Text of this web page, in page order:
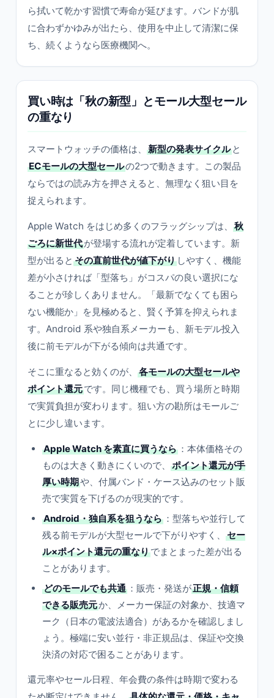
ら拭いて乾かす習慣で寿命が延びます。バンドが肌
に合わずかゆみが出たら、使用を中止して清潔に保
ち、続くようなら医療機関へ。
買い時は「秋の新型」とモール大型セール
の重なり
スマートウォッチの価格は、 新型の発表サイクル と
ECモールの大型セールの2つで動きます。この製品
ならではの読み方を押さえると、無理なく狙い目を
捉えられます。
Apple Watch をはじめ多くのフラッグシップは、
秋
ごろに新世代が登場する流れが定着しています。新
型が出ると その直前世代が値下がり しやすく、機能
差が小さければ「型落ち」がコスパの良い選択にな
ることが珍しくありません。「最新でなくても困ら
ない機能か」を見極めると、賢く予算を抑えられま
す。Android 系や独自系メーカーも、新モデル投入
後に前モデルが下がる傾向は共通です。
そこに重なると効くのが、
各モールの大型セールや
ポイント還元です。同じ機種でも、買う場所と時期
で実質負担が変わります。狙い方の勘所はモールご
とに少し違います。
Apple Watch を素直に買うなら ：本体価格その
ものは大きく動きにくいので、
ポイント還元が手
厚い時期や、付属バンド・ケース込みのセット販
売で実質を下げるのが現実的です。
Android・独自系を狙うなら ：型落ちや並行して
残る前モデルが大型セールで下がりやすく、
セー
ル×ポイント還元の重なりでまとまった差が出る
ことがあります。
どのモールでも共通 ：販売・発送が正規・信頼
できる販売元か、メーカー保証の対象か、技適マ
ーク（日本の電波法適合）があるかを確認しまし
ょう。極端に安い並行・非正規品は、保証や交換
決済の対応で困ることがあります。
還元率やセール日程、年会費の条件は時期で変わる